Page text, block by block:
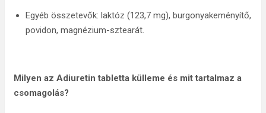
Egyéb összetevők: laktóz (123,7 mg), burgonyakeményítő,
povidon, magnézium-sztearát.
Milyen az Adiuretin tabletta külleme és mit tartalmaz a
csomagolás?